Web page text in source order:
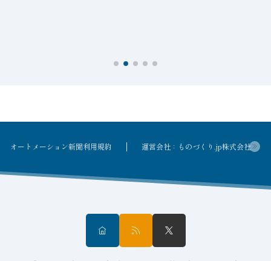
オートメーション新聞利用規約 運営会社：ものづくり.jp株式会社